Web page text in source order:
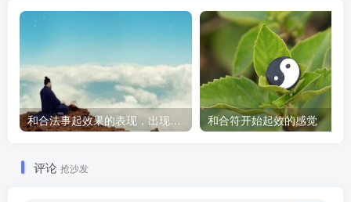
和合法事起效果的表现，出现这些就要留意了 和合符开始起效的感觉
评论 抢沙发